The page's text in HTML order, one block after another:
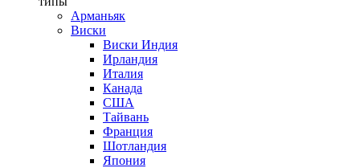
Арманьяк
Виски
Виски Индия
Ирландия
Италия
Канада
США
Тайвань
Франция
Шотландия
Япония